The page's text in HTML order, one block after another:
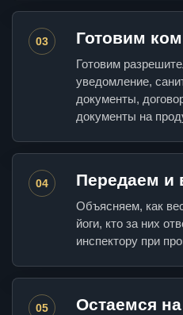
03 Готовим
Готовим
уведомление,
документы,
документы на
04 Передаем и
Объясняем, как
йоги, кто за них
инспектору при
05 Остаемся